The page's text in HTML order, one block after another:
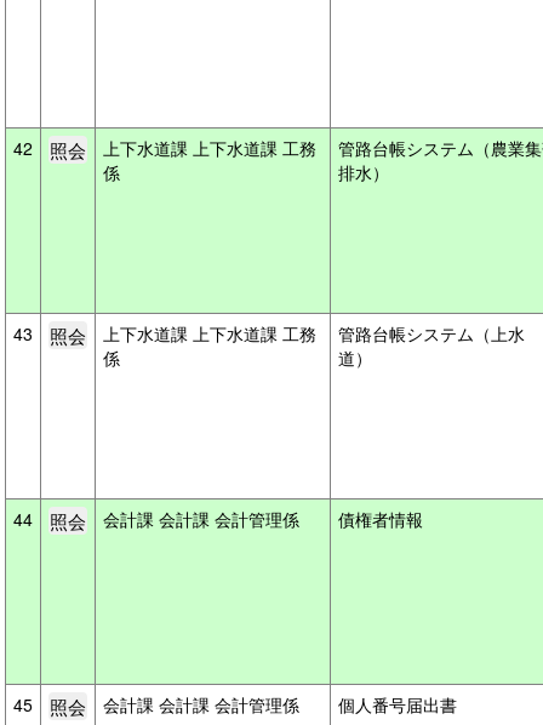
42
上下水道課 上下水道課 工務
係
管路台帳システム（農業
排水）
43
上下水道課 上下水道課 工務
係
管路台帳システム（上水
道）
44 会計課 会計課 会計管理係 債権者情報
45 会計課 会計課 会計管理係 個人番号届出書